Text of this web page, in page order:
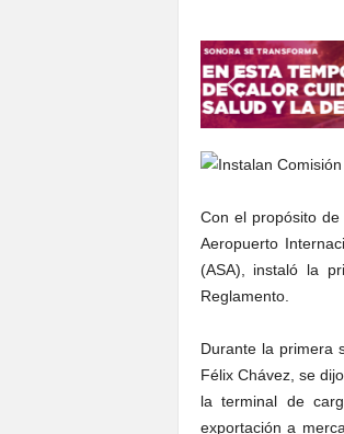
Con el propósito
Aeropuerto
(ASA), instaló la
Reglamento.
Durante la primera
Félix Chávez, se
la terminal de
exportación a